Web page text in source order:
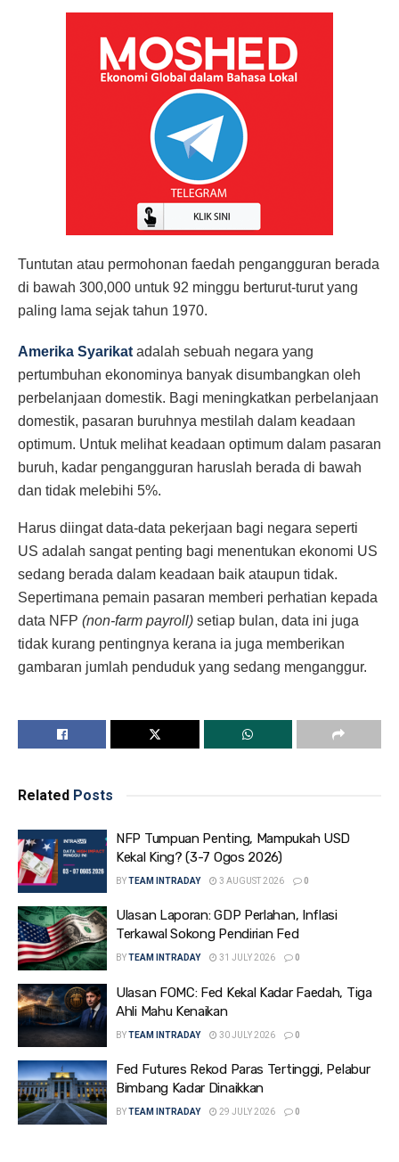
Tuntutan atau permohonan faedah pengangguran berada
di bawah 300,000 untuk 92 minggu berturut-turut yang
paling lama sejak tahun 1970.
Amerika Syarikat adalah sebuah negara yang
pertumbuhan ekonominya banyak disumbangkan oleh
perbelanjaan domestik. Bagi meningkatkan perbelanjaan
domestik, pasaran buruhnya mestilah dalam keadaan
optimum. Untuk melihat keadaan optimum dalam pasaran
buruh, kadar pengangguran haruslah berada di bawah
dan tidak melebihi 5%.
Harus diingat data-data pekerjaan bagi negara seperti
US adalah sangat penting bagi menentukan ekonomi US
sedang berada dalam keadaan baik ataupun tidak.
Sepertimana pemain pasaran memberi perhatian kepada
data NFP (non-farm payroll) setiap bulan, data ini juga
tidak kurang pentingnya kerana ia juga memberikan
gambaran jumlah penduduk yang sedang menganggur.
Related Posts
NFP Tumpuan Penting, Mampukah USD
Kekal King? (3-7 Ogos 2026)
BYTEAM INTRADAY 3 AUGUST 2026 0
Ulasan Laporan: GDP Perlahan, Inflasi
Terkawal Sokong Pendirian Fed
BYTEAM INTRADAY 31 JULY 2026 0
Ulasan FOMC: Fed Kekal Kadar Faedah, Tiga
Ahli Mahu Kenaikan
BYTEAM INTRADAY 30 JULY 2026 0
Fed Futures Rekod Paras Tertinggi, Pelabur
Bimbang Kadar Dinaikkan
BYTEAM INTRADAY 29 JULY 2026 0